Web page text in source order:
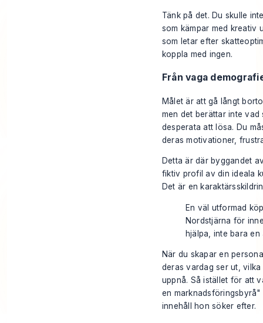
Tänk på det. Du skulle
som kämpar med kreativ
som letar efter
koppla med ingen.
Från vaga
Målet är att gå långt
men det berättar inte
desperata att lösa. Du
deras motivationer,
Detta är där byggandet
fiktiv profil av din ideala
Det är en
En väl utformad
Nordstjärna för
hjälpa, inte bara
När du skapar en
deras vardag ser ut,
uppnå. Så istället för att
en
innehåll hon söker efter.